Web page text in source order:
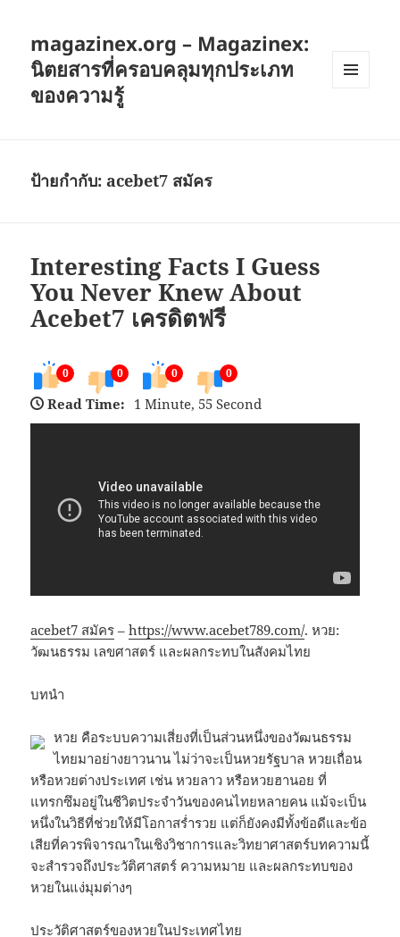
magazinex.org – Magazinex:
นิตยสารที่ครอบคลุมทุกประเภท
ของความรู้
ป้ายกำกับ: acebet7 สมัคร
Interesting Facts I Guess
You Never Knew About
Acebet7 เครดิตฟรี
0 0 0 0
Read Time: 1 Minute, 55 Second
acebet7 สมัคร –https://www.acebet789.com/. หวย:
วัฒนธรรม เลขศาสตร์ และผลกระทบในสังคมไทย
บทนำ
หวย คือระบบความเสี่ยงที่เป็นส่วนหนึ่งของวัฒนธรรม
ไทยมาอย่างยาวนาน ไม่ว่าจะเป็นหวยรัฐบาล หวยเถื่อน
หรือหวยต่างประเทศ เช่น หวยลาว หรือหวยฮานอย ที่
แทรกซึมอยู่ในชีวิตประจำวันของคนไทยหลายคน แม้จะเป็น
หนึ่งในวิธีที่ช่วยให้มีโอกาสร่ำรวย แต่ก็ยังคงมีทั้งข้อดีและข้อ
เสียที่ควรพิจารณาในเชิงวิชาการและวิทยาศาสตร์บทความนี้
จะสำรวจถึงประวัติศาสตร์ ความหมาย และผลกระทบของ
หวยในแง่มุมต่างๆ
ประวัติศาสตร์ของหวยในประเทศไทย